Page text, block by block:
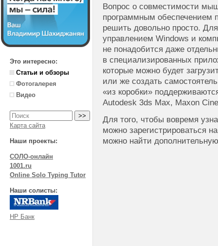
Это интересно:
Статьи и обзоры
Фотогалерея
Видео
Карта сайта
Наши проекты:
СОЛО-онлайн
1001.ru
Online Solo Typing Tutor
Наши солисты:
НР Банк
Вопрос о совместимости
программным обеспечением
решить довольно просто.
управлением Windows и
не понадобится даже
в специализированных
которые можно будет
или же создать
«из коробки»
Autodesk 3ds Max, Maxon
Для того, чтобы вовремя
можно зарегистрироваться
можно найти